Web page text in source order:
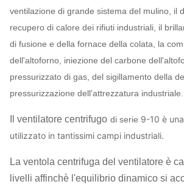
ventilazione di grande sistema del mulino, il
recupero di calore dei rifiuti industriali, il
di fusione e della fornace della colata, la
dell'altoforno, iniezione del carbone
pressurizzato di gas, del sigillamento della
pressurizzazione dell'attrezzatura industriale.
Il ventilatore centrifugo di serie 9-10 è
utilizzato in tantissimi campi industriali.
La ventola centrifuga del ventilatore è
livelli affinchè l'equilibrio dinamico si